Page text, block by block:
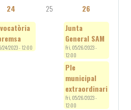
24 25 26
24/2023 - 12:00
Junta
General SAM
Fri, 05/26/2023 -
12:00
Ple
municipal
extraordinari
Fri, 05/26/2023 -
12:00